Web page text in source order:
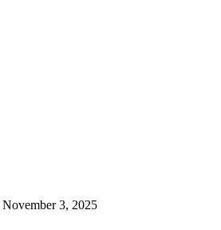
November 3, 2025